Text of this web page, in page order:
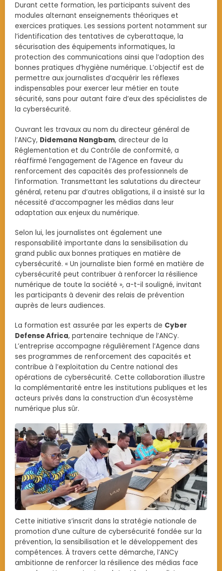
Durant cette formation, les participants suivent des
modules alternant enseignements théoriques et
exercices pratiques. Les sessions portent notamment sur
l’identification des tentatives de cyberattaque, la
sécurisation des équipements informatiques, la
protection des communications ainsi que l’adoption des
bonnes pratiques d’hygiène numérique. L’objectif est de
permettre aux journalistes d’acquérir les réflexes
indispensables pour exercer leur métier en toute
sécurité, sans pour autant faire d’eux des spécialistes de
la cybersécurité.
Ouvrant les travaux au nom du directeur général de
l’ANCy, Didemana Nangbam, directeur de la
Réglementation et du Contrôle de conformité, a
réaffirmé l’engagement de l’Agence en faveur du
renforcement des capacités des professionnels de
l’information. Transmettant les salutations du directeur
général, retenu par d’autres obligations, il a insisté sur la
nécessité d’accompagner les médias dans leur
adaptation aux enjeux du numérique.
Selon lui, les journalistes ont également une
responsabilité importante dans la sensibilisation du
grand public aux bonnes pratiques en matière de
cybersécurité. « Un journaliste bien formé en matière de
cybersécurité peut contribuer à renforcer la résilience
numérique de toute la société », a-t-il souligné, invitant
les participants à devenir des relais de prévention
auprès de leurs audiences.
La formation est assurée par les experts de Cyber
Defense Africa, partenaire technique de l’ANCy.
L’entreprise accompagne régulièrement l’Agence dans
ses programmes de renforcement des capacités et
contribue à l’exploitation du Centre national des
opérations de cybersécurité. Cette collaboration illustre
la complémentarité entre les institutions publiques et les
acteurs privés dans la construction d’un écosystème
numérique plus sûr.
Cette initiative s’inscrit dans la stratégie nationale de
promotion d’une culture de cybersécurité fondée sur la
prévention, la sensibilisation et le développement des
compétences. À travers cette démarche, l’ANCy
ambitionne de renforcer la résilience des médias face